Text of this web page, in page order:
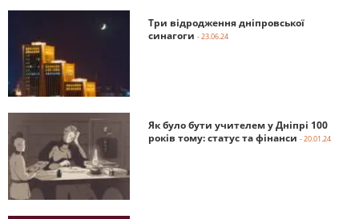
Три відродження дніпровської
синагоги - 23.06.24
Як було бути учителем у Дніпрі 100
років тому: статус та фінанси - 20.01.24